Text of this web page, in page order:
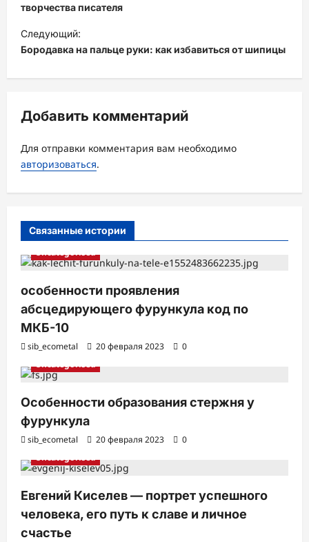
в
и
г
а
и
з
и
с
и
творчества писателя
Следующий:
Бородавка на пальце руки: как избавиться от шипицы
Добавить комментарий
Для отправки комментария вам необходимо
авторизоваться.
Связанные истории
Uncategorised
особенности проявления
абсцедирующего фурункула код по
МКБ-10
sib_ecometal 20 февраля 2023
0
Uncategorised
Особенности образования стержня у
фурункула
sib_ecometal 20 февраля 2023
0
Uncategorised
Евгений Киселев — портрет успешного
человека, его путь к славе и личное
счастье